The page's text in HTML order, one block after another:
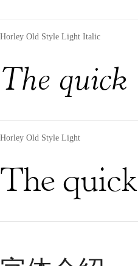
Horley Old Style Light Italic
The
Horley Old Style Light
The